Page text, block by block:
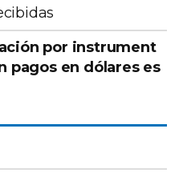
por
y con pagos en